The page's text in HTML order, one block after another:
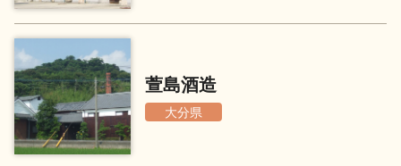
地酒蔵元会WEB展示会
美味しい地酒の選び方
萱島酒造
大分県